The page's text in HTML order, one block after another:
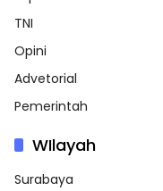
TNI
Opini
Advetorial
Pemerintah
WIlayah
Surabaya